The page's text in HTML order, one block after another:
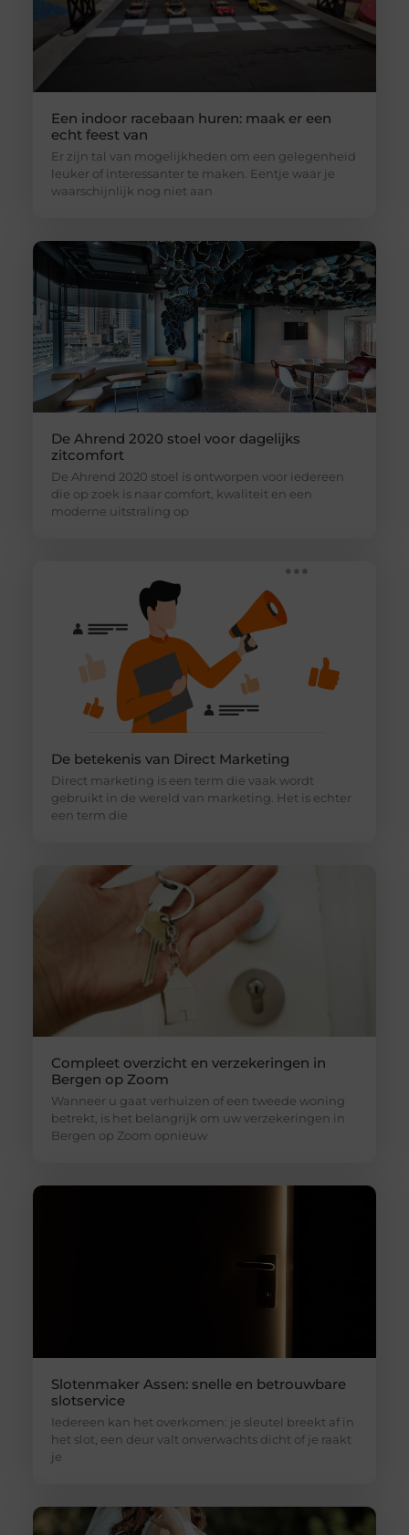
Een indoor racebaan huren: maak er een
echt feest van
Er zijn tal van mogelijkheden om een gelegenheid
leuker of interessanter te maken. Eentje waar je
waarschijnlijk nog niet aan
De Ahrend 2020 stoel voor dagelijks
zitcomfort
De Ahrend 2020 stoel is ontworpen voor iedereen
die op zoek is naar comfort, kwaliteit en een
moderne uitstraling op
De betekenis van Direct Marketing
Direct marketing is een term die vaak wordt
gebruikt in de wereld van marketing. Het is echter
een term die
Compleet overzicht en verzekeringen in
Bergen op Zoom
Wanneer u gaat verhuizen of een tweede woning
betrekt, is het belangrijk om uw verzekeringen in
Bergen op Zoom opnieuw
Slotenmaker Assen: snelle en betrouwbare
slotservice
Iedereen kan het overkomen: je sleutel breekt af in
het slot, een deur valt onverwachts dicht of je raakt
je